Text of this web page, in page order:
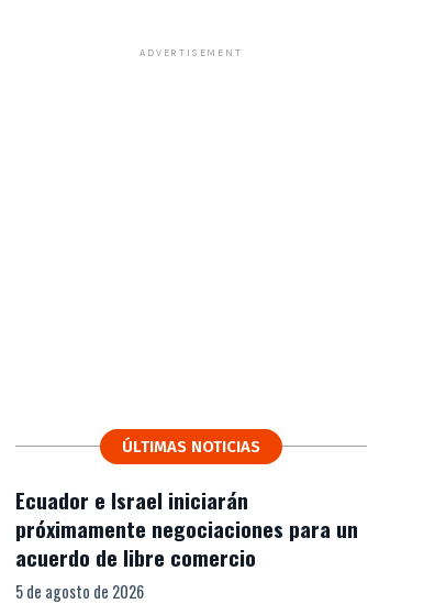
ADVERTISEMENT
ÚLTIMAS NOTICIAS
Ecuador e Israel iniciarán
próximamente negociaciones para un
acuerdo de libre comercio
5 de agosto de 2026